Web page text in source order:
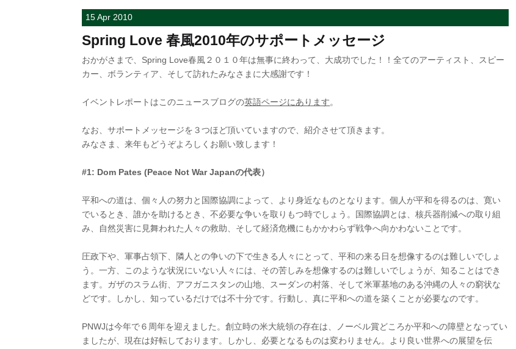
15 Apr 2010
Spring Love 春風2010年のサポートメッセージ
おかがさまで、Spring Love春風２０１０年は無事に終わって、大成功でした！！全てのアーティスト、スピー
カー、ボランティア、そして訪れたみなさまに大感謝です！
イベントレポートはこのニュースブログの英語ページにあります。
なお、サポートメッセージを３つほど頂いていますので、紹介させて頂きます。
みなさま、来年もどうぞよろしくお願い致します！
#1: Dom Pates (Peace Not War Japanの代表）
平和への道は、個々人の努力と国際協調によって、より身近なものとなります。個人が平和を得るのは、寛い
でいるとき、誰かを助けるとき、不必要な争いを取りもつ時でしょう。国際協調とは、核兵器削減への取り組
み、自然災害に見舞われた人々の救助、そして経済危機にもかかわらず戦争へ向かわないことです。
圧政下や、軍事占領下、隣人との争いの下で生きる人々にとって、平和の来る日を想像するのは難しいでしょ
う。一方、このような状況にいない人々には、その苦しみを想像するのは難しいでしょうが、知ることはでき
ます。ガザのスラム街、アフガニスタンの山地、スーダンの村落、そして米軍基地のある沖縄の人々の窮状な
どです。しかし、知っているだけでは不十分です。行動し、真に平和への道を築くことが必要なのです。
PNWJは今年で６周年を迎えました。創立時の米大統領の存在は、ノーベル賞どころか平和への障壁となってい
ましたが、現在は好転しております。しかし、必要となるものは変わりません。より良い世界への展望を伝